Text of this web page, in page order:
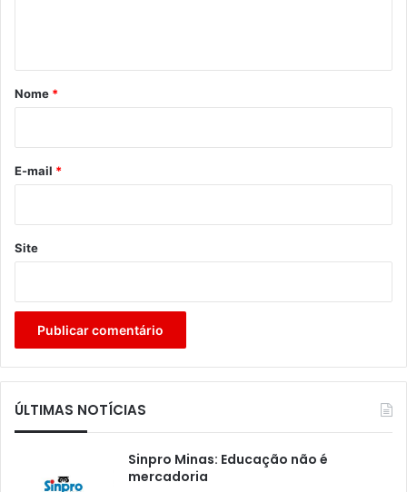
r
*
Nome *
E-mail *
Site
ÚLTIMAS NOTÍCIAS
Sinpro Minas: Educação não é
mercadoria